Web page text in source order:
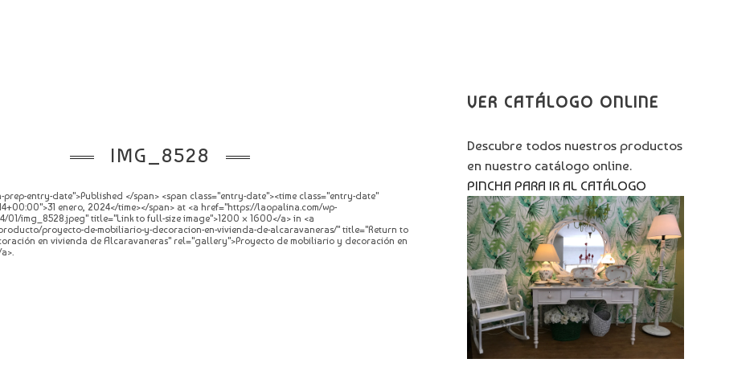
IMG_8528
prep-entry-date">Published </span> <span class="entry-date"><time class="entry-date"
enero, 2024</time></span> at <a href="https://laopalina.com/wp-
img_8528.jpeg" title="Link to full-size image">1200 × 1600</a> in <a
proyecto-de-mobiliario-y-decoracion-en-vivienda-de-alcaravaneras/" title="Return to
en vivienda de Alcaravaneras" rel="gallery">Proyecto de mobiliario y decoración en
VER CATÁLOGO ONLINE
Descubre todos nuestros productos
en nuestro catálogo online.
PINCHA PARA IR AL CATÁLOGO